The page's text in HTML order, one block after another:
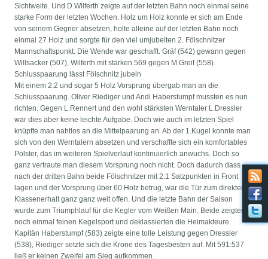
Sichtweite. Und D.Wilferth zeigte auf der letzten Bahn noch einmal seine
starke Form der letzten Wochen. Holz um Holz konnte er sich am Ende
von seinem Gegner absetzen, holte alleine auf der letzten Bahn noch
einmal 27 Holz und sorgte für den viel umjubelten 2. Fölschnitzer
Mannschaftspunkt. Die Wende war geschafft. Gräf (542) gewann gegen
Willsacker (507), Wilferth mit starken 569 gegen M.Greif (558).
Schlusspaarung lässt Fölschnitz jubeln
Mit einem 2:2 und sogar 5 Holz Vorsprung übergab man an die
Schlusspaarung. Oliver Riediger und Andi Haberstumpf mussten es nun
richten. Gegen L.Rennert und den wohl stärksten Werntaler L.Dressler
war dies aber keine leichte Aufgabe. Doch wie auch im letzten Spiel
knüpfte man nahtlos an die Mittelpaarung an. Ab der 1.Kugel konnte man
sich von den Werntalern absetzen und verschaffte sich ein komfortables
Polster, das im weiteren Spielverlauf kontinuierlich anwuchs. Doch so
ganz vertraute man diesem Vorsprung noch nicht. Doch dadurch dass
nach der dritten Bahn beide Fölschnitzer mit 2:1 Satzpunkten in Front
lagen und der Vorsprung über 60 Holz betrug, war die Tür zum direkten
Klassenerhalt ganz ganz weit offen. Und die letzte Bahn der Saison
wurde zum Triumphlauf für die Kegler vom Weißen Main. Beide zeigten
noch einmal feinen Kegelsport und deklassierten die Heimakteure.
Kapitän Haberstumpf (583) zeigte eine tolle Leistung gegen Dressler
(538), Riediger setzte sich die Krone des Tagesbesten auf. Mit 591:537
ließ er keinen Zweifel am Sieg aufkommen.